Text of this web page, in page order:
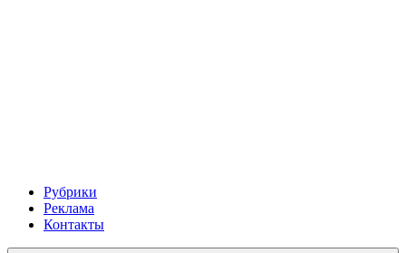
Рубрики
Реклама
Контакты